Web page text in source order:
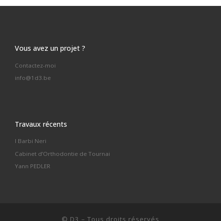
Vous avez un projet ?
Contactez-moi
info@1d3.be
Travaux récents
I Barbi Neri
Cabinet d’Orthodontie de Tournai
Yann PEDLER
© D3 – Tous droits réservés